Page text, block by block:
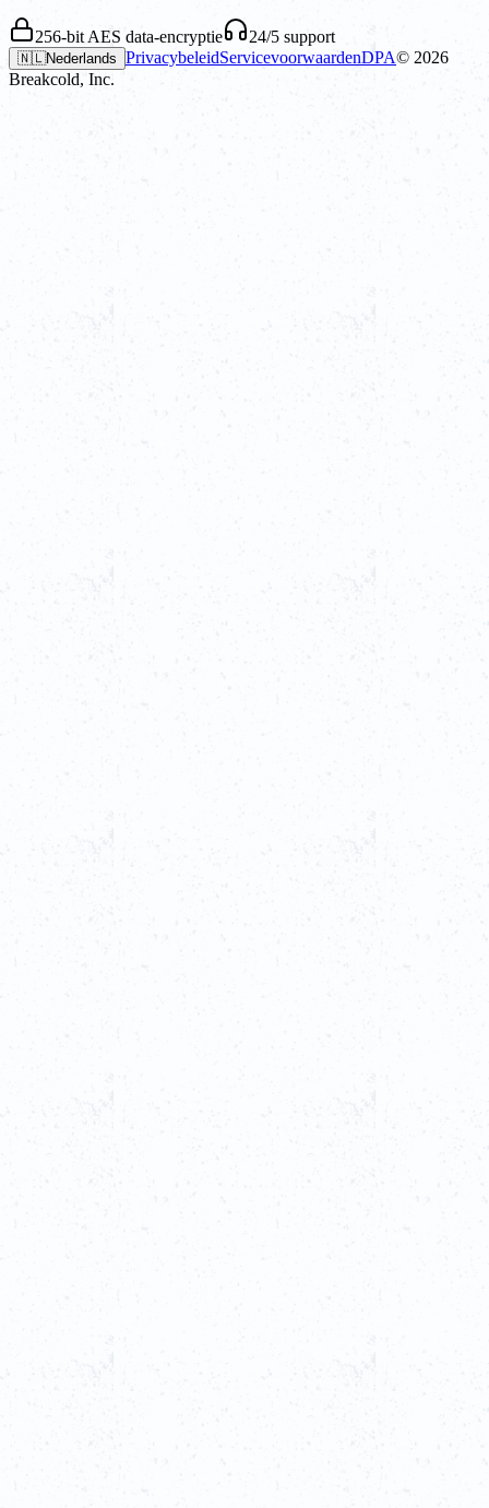
256-bit AES data-encryptie 24/5 support
🇳🇱Nederlands PrivacybeleidServicevoorwaardenDPA© 2026
Breakcold, Inc.